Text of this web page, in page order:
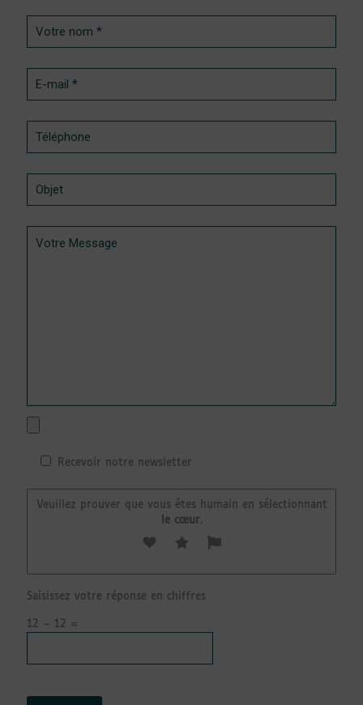
Recevoir notre newsletter
Veuillez prouver que vous êtes humain en sélectionnant
le cœur.
Saisissez votre réponse en chiffres
12 − 12 =